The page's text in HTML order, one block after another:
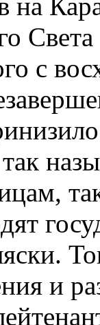
с
так
и